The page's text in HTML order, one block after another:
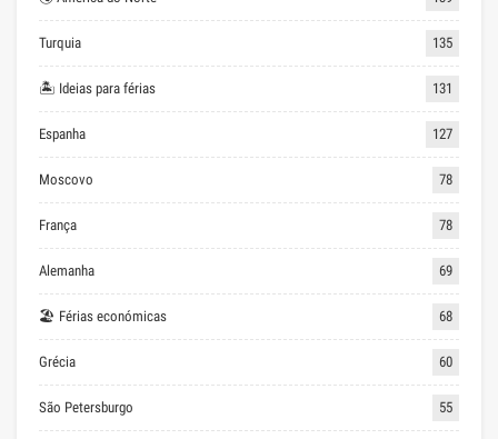
Turquia 135
🏝 Ideias para férias 131
Espanha 127
Moscovo 78
França 78
Alemanha 69
🏖 Férias económicas 68
Grécia 60
São Petersburgo 55